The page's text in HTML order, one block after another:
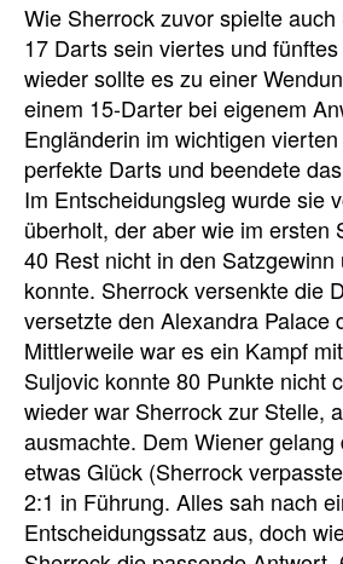
Wie Sherrock zuvor spielte
17 Darts sein viertes und
wieder sollte es zu einer
einem 15-Darter bei eigenem
Engländerin im wichtigen
perfekte Darts und beendete
Im Entscheidungsleg wurde sie
überholt, der aber wie im ersten
40 Rest nicht in den Satzgewinn
konnte. Sherrock versenkte die
versetzte den Alexandra Palace
Mittlerweile war es ein Kampf
Suljovic konnte 80 Punkte nicht
wieder war Sherrock zur Stelle,
ausmachte. Dem Wiener
etwas Glück (Sherrock
2:1 in Führung. Alles sah nach
Entscheidungssatz aus, doch